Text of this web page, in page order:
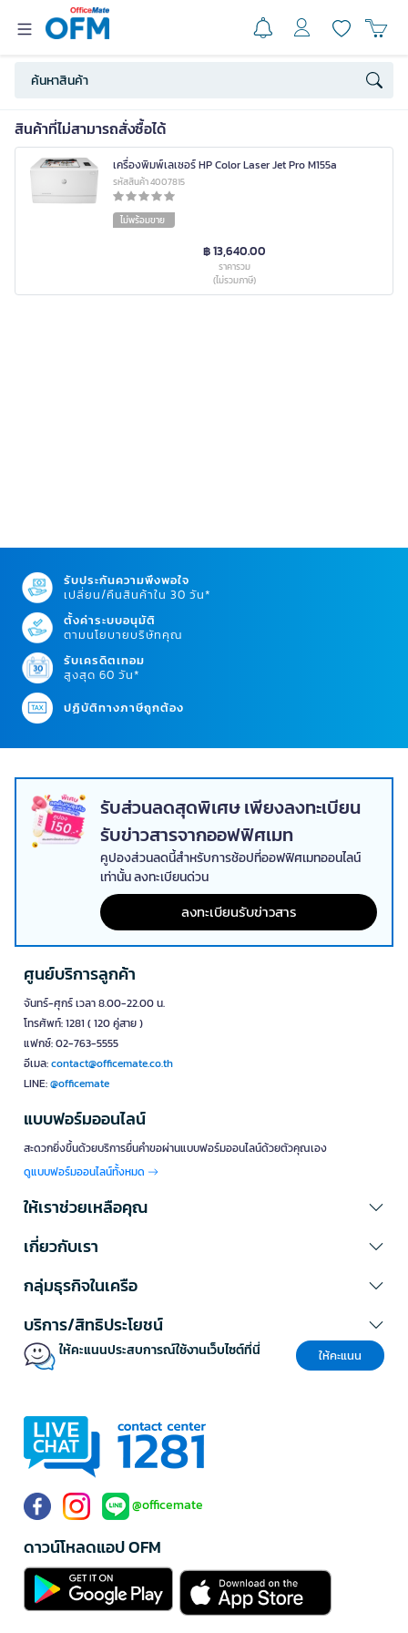
สินค้าที่ไม่สามารถสั่งซื้อได้
เครื่องพิมพ์เลเซอร์ HP Color Laser Jet Pro M155a
รหัสสินค้า 4007815
ไม่พร้อมขาย
฿ 13,640.00
ราคารวม
(ไม่รวมภาษี)
รับประกันความพึงพอใจ
เปลี่ยน/คืนสินค้าใน 30 วัน*
ตั้งค่าระบบอนุมัติ
ตามนโยบายบริษัทคุณ
รับเครดิตเทอม
สูงสุด 60 วัน*
ปฏิบัติทางภาษีถูกต้อง
รับส่วนลดสุดพิเศษ เพียงลงทะเบียน
รับข่าวสารจากออฟฟิศเมท
คูปองส่วนลดนี้สำหรับการช้อปที่ออฟฟิศเมทออนไลน์
เท่านั้น ลงทะเบียนด่วน
ลงทะเบียนรับข่าวสาร
ศูนย์บริการลูกค้า
จันทร์-ศุกร์ เวลา 8.00-22.00 น.
โทรศัพท์: 1281 ( 120 คู่สาย )
แฟกซ์: 02-763-5555
อีเมล:contact@officemate.co.th
LINE:@officemate
แบบฟอร์มออนไลน์
สะดวกยิ่งขึ้นด้วยบริการยื่นคำขอผ่านแบบฟอร์มออนไลน์ด้วยตัวคุณเอง
ดูแบบฟอร์มออนไลน์ทั้งหมด
ให้เราช่วยเหลือคุณ
เกี่ยวกับเรา
กลุ่มธุรกิจในเครือ
บริการ/สิทธิประโยชน์
ให้คะแนนประสบการณ์ใช้งานเว็บไซต์ที่นี่ ให้คะแนน
@officemate
ดาวน์โหลดแอป OFM